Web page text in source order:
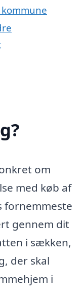
om
med køb af
fornemmeste
gennem dit
i sækken,
der skal
i